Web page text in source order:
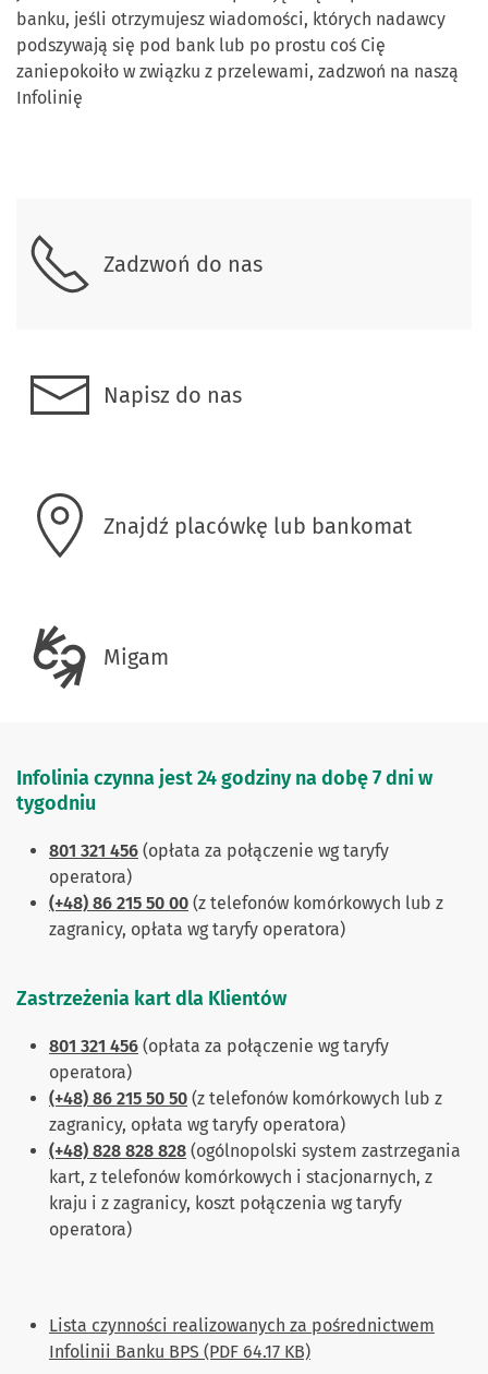
banku, jeśli otrzymujesz wiadomości, których nadawcy
podszywają się pod bank lub po prostu coś Cię
zaniepokoiło w związku z przelewami, zadzwoń na naszą
Infolinię
Zadzwoń do nas
Napisz do nas
Znajdź placówkę lub bankomat
Migam
Infolinia czynna jest 24 godziny na dobę 7 dni w
tygodniu
801 321 456 (opłata za połączenie wg taryfy
operatora)
(+48) 86 215 50 00 (z telefonów komórkowych lub z
zagranicy, opłata wg taryfy operatora)
Zastrzeżenia kart dla Klientów
801 321 456 (opłata za połączenie wg taryfy
operatora)
(+48) 86 215 50 50 (z telefonów komórkowych lub z
zagranicy, opłata wg taryfy operatora)
(+48) 828 828 828 (ogólnopolski system zastrzegania
kart, z telefonów komórkowych i stacjonarnych, z
kraju i z zagranicy, koszt połączenia wg taryfy
operatora)
Lista czynności realizowanych za pośrednictwem
Infolinii Banku BPS (PDF 64.17 KB)